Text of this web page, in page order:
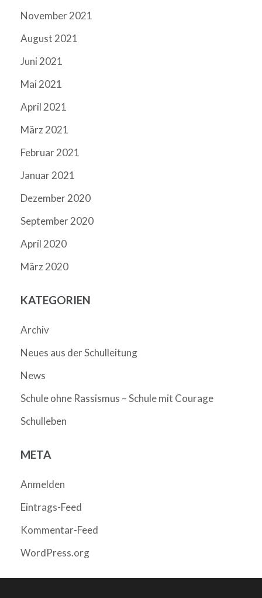
November 2021
August 2021
Juni 2021
Mai 2021
April 2021
März 2021
Februar 2021
Januar 2021
Dezember 2020
September 2020
April 2020
März 2020
KATEGORIEN
Archiv
Neues aus der Schulleitung
News
Schule ohne Rassismus – Schule mit Courage
Schulleben
META
Anmelden
Eintrags-Feed
Kommentar-Feed
WordPress.org